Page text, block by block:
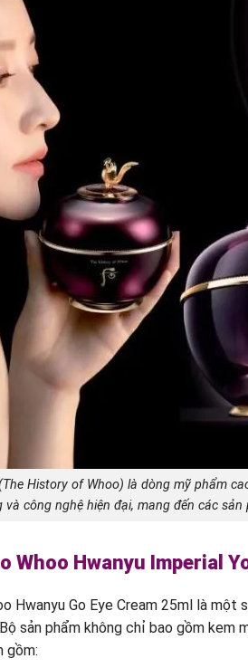
History of Whoo) là dòng mỹ phẩm
và công nghệ hiện đại, mang đến các
Whoo Hwanyu Imperial
Hwanyu Go Eye Cream 25ml là
sản phẩm không chỉ bao gồm
gồm: